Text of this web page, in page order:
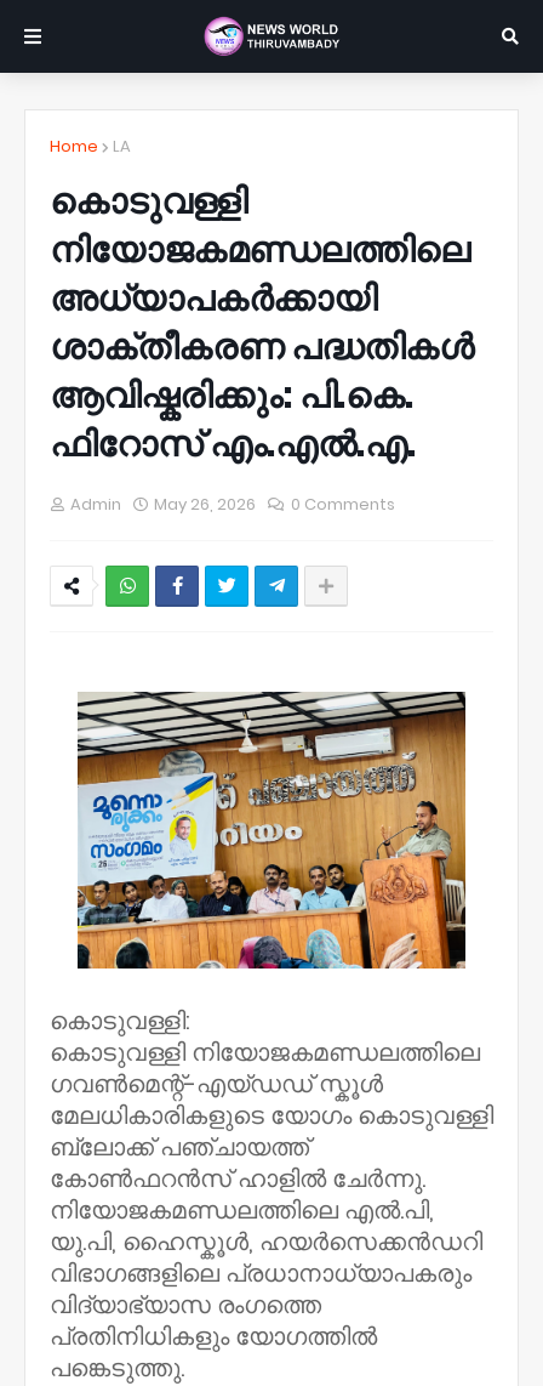
Home LA
കൊടുവള്ളി
നിയോജകമണ്ഡലത്തിലെ
അധ്യാപകർക്കായി
ശാക്തീകരണ പദ്ധതികൾ
ആവിഷ്കരിക്കും: പി.കെ.
ഫിറോസ് എം.എൽ.എ.
Admin May 26, 2026 0 Comments
കൊടുവള്ളി:
കൊടുവള്ളി നിയോജകമണ്ഡലത്തിലെ
ഗവൺമെന്റ്-എയ്ഡഡ് സ്കൂൾ
മേലധികാരികളുടെ യോഗം കൊടുവള്ളി
ബ്ലോക്ക് പഞ്ചായത്ത്
കോൺഫറൻസ് ഹാളിൽ ചേർന്നു.
നിയോജകമണ്ഡലത്തിലെ എൽ.പി,
യു.പി, ഹൈസ്കൂൾ, ഹയർസെക്കൻഡറി
വിഭാഗങ്ങളിലെ പ്രധാനാധ്യാപകരും
വിദ്യാഭ്യാസ രംഗത്തെ
പ്രതിനിധികളും യോഗത്തിൽ
പങ്കെടുത്തു.